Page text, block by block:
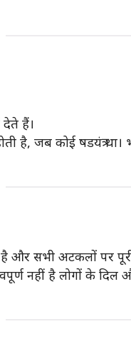
हैं।
है, जब कोई षडयंत्र
और सभी अटकलों पर
नहीं है लोगों के दिल